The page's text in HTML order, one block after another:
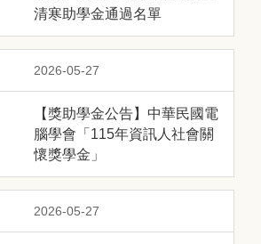
清寒助學金通過名單
2026-05-27
【獎助學金公告】中華民國電
腦學會「115年資訊人社會關
懷獎學金」
2026-05-27